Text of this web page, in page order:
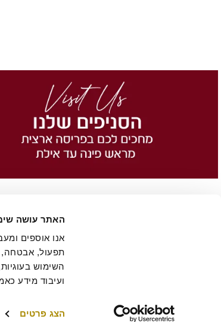
האתר עושה
השימוש
ועיבוד מידע
הצג פרטים
הצהרת נגישות מדיניות
תקנון מדיניות מצלמות